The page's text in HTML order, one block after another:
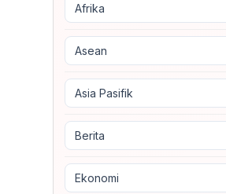
Afrika
Asean
Asia Pasifik
Berita
Ekonomi